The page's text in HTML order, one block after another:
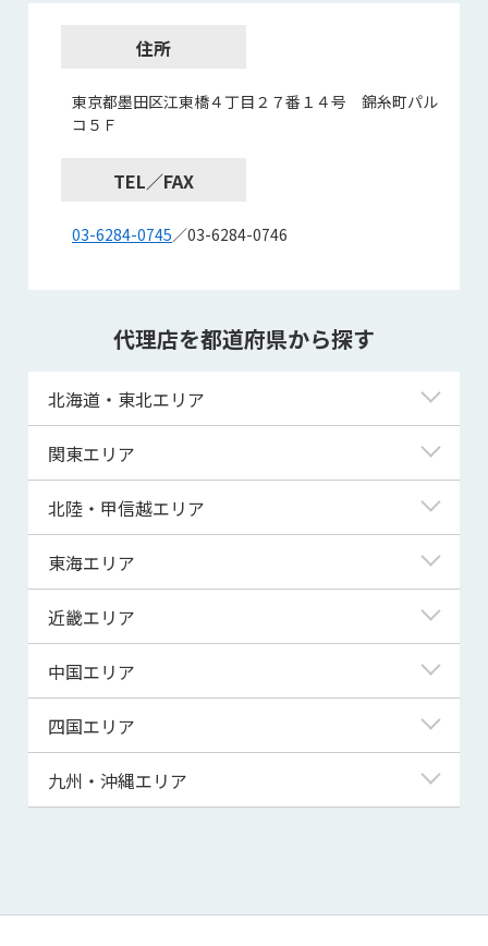
住所
東京都墨田区江東橋４丁目２７番１４号 錦糸町パル
コ５Ｆ
TEL／FAX
03-6284-0745／03-6284-0746
代理店を都道府県から探す
北海道・東北エリア
北海道
青森県
宮城県
秋田県
山形県
関東エリア
東京都
神奈川県
埼玉県
千葉県
茨城県
群馬県
北陸・甲信越エリア
新潟県
富山県
福井県
山梨県
長野県
東海エリア
岐阜県
静岡県
三重県
近畿エリア
滋賀県
京都府
大阪府
兵庫県
和歌山県
中国エリア
鳥取県
島根県
山口県
四国エリア
徳島県
高知県
九州・沖縄エリア